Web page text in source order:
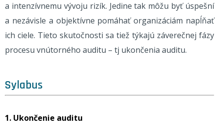
a intenzívnemu vývoju rizík. Jedine tak môžu byť úspešní
a nezávisle a objektívne pomáhať organizáciám napĺňať
ich ciele. Tieto skutočnosti sa tiež týkajú záverečnej fázy
procesu vnútorného auditu – tj ukončenia auditu.
Sylabus
1. Ukončenie auditu